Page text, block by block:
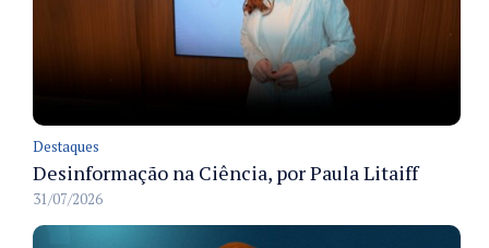
Destaques
Desinformação na Ciência, por Paula Litaiff
31/07/2026